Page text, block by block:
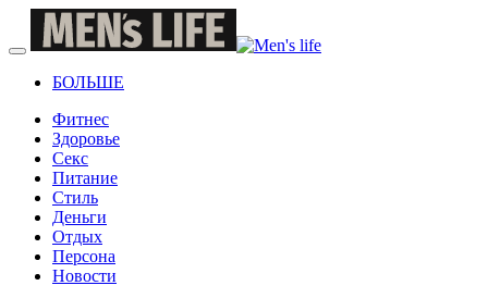
БОЛЬШЕ
Фитнес
Здоровье
Секс
Питание
Стиль
Деньги
Отдых
Персона
Новости